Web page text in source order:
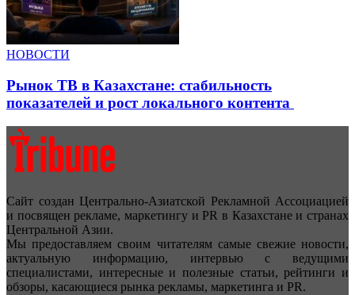
НОВОСТИ
Рынок ТВ в Казахстане: стабильность
показателей и рост локального контента
Сайт создан Центрально-Азиатской Рекламной Ассоциацией
и посвящен рекламе, маркетингу и PR в Казахстане и странах
Центральной Азии.
Мы предоставляем своим читателям самые свежие новости,
актуальную информацию, интервью с ведущими
специалистами, интересные и полезные статьи, рейтинги и
обзоры, касающиеся рынка рекламы, маркетинга и PR.